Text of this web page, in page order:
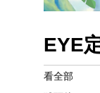
EYE
看全部